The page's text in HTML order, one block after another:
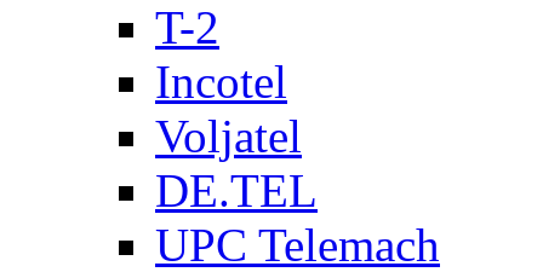
T-2
Incotel
Voljatel
DE.TEL
UPC Telemach